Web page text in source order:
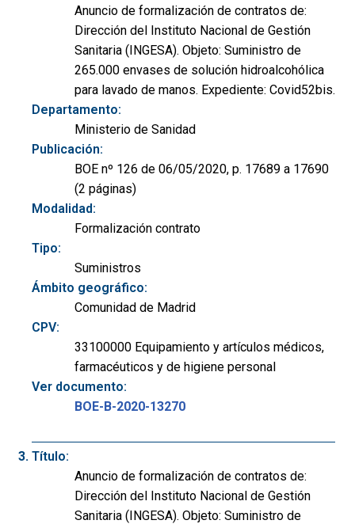
Anuncio de formalización de contratos de:
Dirección del Instituto Nacional de Gestión
Sanitaria (INGESA). Objeto: Suministro de
265.000 envases de solución hidroalcohólica
para lavado de manos. Expediente: Covid52bis.
Departamento:
Ministerio de Sanidad
Publicación:
BOE nº 126 de 06/05/2020, p. 17689 a 17690
(2 páginas)
Modalidad:
Formalización contrato
Tipo:
Suministros
Ámbito geográfico:
Comunidad de Madrid
CPV:
33100000 Equipamiento y artículos médicos,
farmacéuticos y de higiene personal
Ver documento:
BOE-B-2020-13270
Título:
Anuncio de formalización de contratos de:
Dirección del Instituto Nacional de Gestión
Sanitaria (INGESA). Objeto: Suministro de